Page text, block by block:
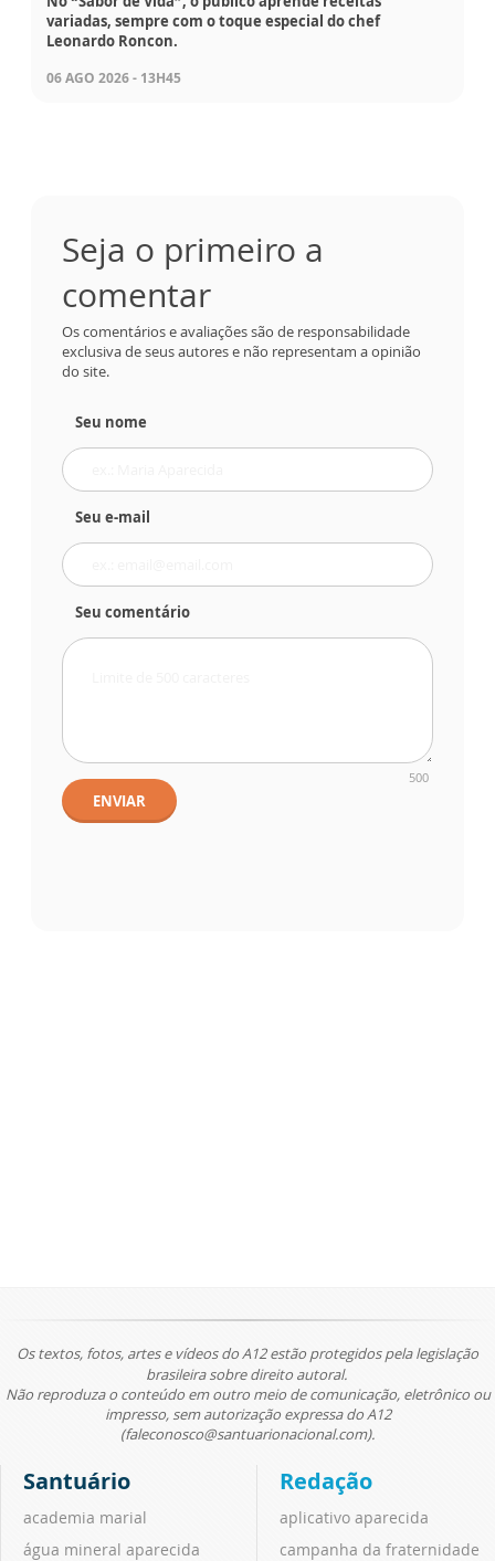
variadas, sempre com o toque especial do chef
Leonardo Roncon.
06 AGO 2026 - 13H45
Seja o primeiro a
comentar
Os comentários e avaliações são de responsabilidade
exclusiva de seus autores e não representam a opinião
do site.
Seu nome
Seu e-mail
Seu comentário
500
ENVIAR
Os textos, fotos, artes e vídeos do A12 estão protegidos pela legislação
brasileira sobre direito autoral.
Não reproduza o conteúdo em outro meio de comunicação, eletrônico ou
impresso, sem autorização expressa do A12
(faleconosco@santuarionacional.com).
Santuário
academia marial
água mineral aparecida
Redação
aplicativo aparecida
campanha da fraternidade